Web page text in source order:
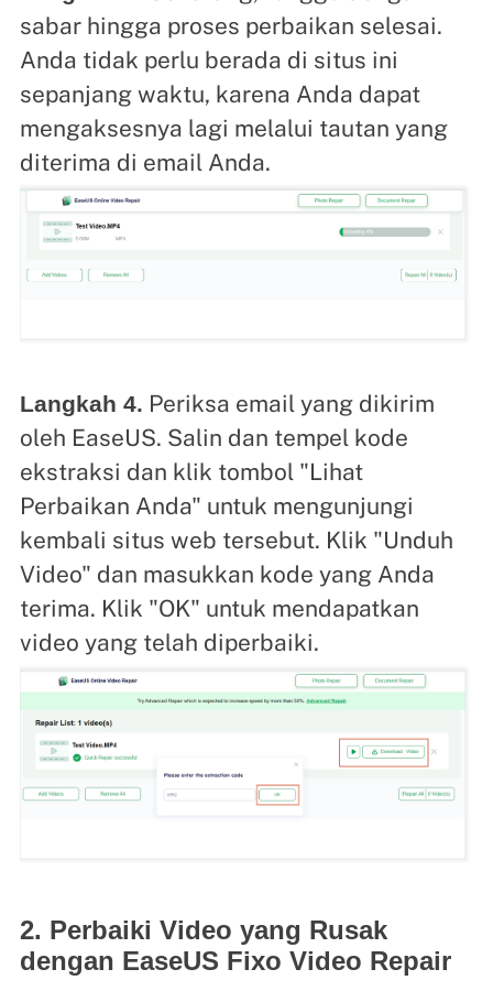
sabar hingga proses perbaikan selesai.
Anda tidak perlu berada di situs ini
sepanjang waktu, karena Anda dapat
mengaksesnya lagi melalui tautan yang
diterima di email Anda.
Langkah 4. Periksa email yang dikirim
oleh EaseUS. Salin dan tempel kode
ekstraksi dan klik tombol "Lihat
Perbaikan Anda" untuk mengunjungi
kembali situs web tersebut. Klik "Unduh
Video" dan masukkan kode yang Anda
terima. Klik "OK" untuk mendapatkan
video yang telah diperbaiki.
2. Perbaiki Video yang Rusak
dengan EaseUS Fixo Video Repair